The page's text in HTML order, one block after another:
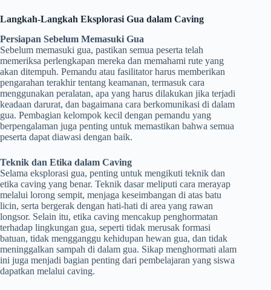
Langkah-Langkah Eksplorasi Gua dalam Caving
Persiapan Sebelum Memasuki Gua
Sebelum memasuki gua, pastikan semua peserta telah
memeriksa perlengkapan mereka dan memahami rute yang
akan ditempuh. Pemandu atau fasilitator harus memberikan
pengarahan terakhir tentang keamanan, termasuk cara
menggunakan peralatan, apa yang harus dilakukan jika terjadi
keadaan darurat, dan bagaimana cara berkomunikasi di dalam
gua. Pembagian kelompok kecil dengan pemandu yang
berpengalaman juga penting untuk memastikan bahwa semua
peserta dapat diawasi dengan baik.
Teknik dan Etika dalam Caving
Selama eksplorasi gua, penting untuk mengikuti teknik dan
etika caving yang benar. Teknik dasar meliputi cara merayap
melalui lorong sempit, menjaga keseimbangan di atas batu
licin, serta bergerak dengan hati-hati di area yang rawan
longsor. Selain itu, etika caving mencakup penghormatan
terhadap lingkungan gua, seperti tidak merusak formasi
batuan, tidak mengganggu kehidupan hewan gua, dan tidak
meninggalkan sampah di dalam gua. Sikap menghormati alam
ini juga menjadi bagian penting dari pembelajaran yang siswa
dapatkan melalui caving.